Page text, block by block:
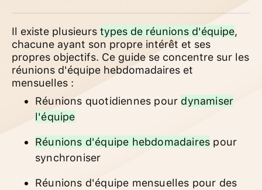
Il existe plusieurs types de réunions d'équipe,
chacune ayant son propre intérêt et ses
propres objectifs. Ce guide se concentre sur les
réunions d'équipe hebdomadaires et
mensuelles :
Réunions quotidiennes pour dynamiser
l'équipe
Réunions d'équipe hebdomadaires pour
synchroniser
Réunions d'équipe mensuelles pour des